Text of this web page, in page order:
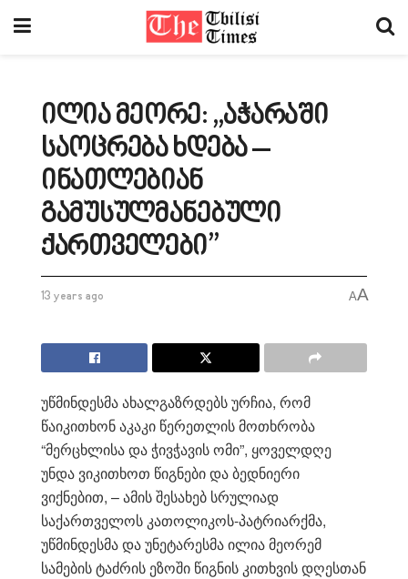
ილია მეორე: „აჭარაში
საოცრება ხდება –
ინათლებიან
გამუსულმანებული
ქართველები”
13 years ago AA
უწმინდესმა ახალგაზრდებს ურჩია, რომ
წაიკითხონ აკაკი წერეთლის მოთხრობა
“მერცხლისა და ჭივჭავის ომი”, ყოველდღე
უნდა ვიკითხოთ წიგნები და ბედნიერი
ვიქნებით, – ამის შესახებ სრულიად
საქართველოს კათოლიკოს-პატრიარქმა,
უწმინდესმა და უნეტარესმა ილია მეორემ
სამების ტაძრის ეზოში წიგნის კითხვის დღესთან